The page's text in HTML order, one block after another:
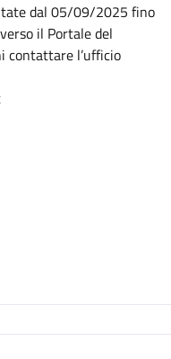
dal 05/09/2025 fino
il Portale del
contattare l’ufficio